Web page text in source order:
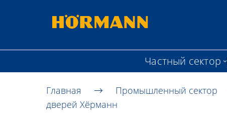
Частный сектор
Главная Промышленный сектор
дверей Хёрманн